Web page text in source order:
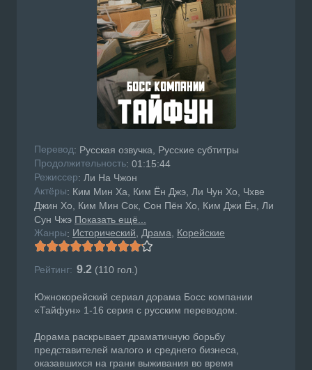
Перевод: Русская озвучка, Русские субтитры
Продолжительность: 01:15:44
Режисcер: Ли На Чжон
Актёры: Ким Мин Ха, Ким Ён Джэ, Ли Чун Хо, Чхве
Джин Хо, Ким Мин Сок, Сон Пён Хо, Ким Джи Ён, Ли
Сун Чжэ Показать ещё...
Жанры: Исторический Драма Корейские
Рейтинг: 9.2 (110 гол.)
Южнокорейский сериал дорама Босс компании
«Тайфун» 1-16 серия с русским переводом.
Дорама раскрывает драматичную борьбу
представителей малого и среднего бизнеса,
оказавшихся на грани выживания во время